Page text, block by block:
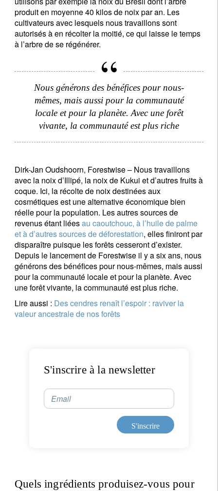
produit en moyenne 40 kilos de noix par an. Les
cultivateurs avec lesquels nous travaillons sont
autorisés à en récolter la moitié, ce qui laisse le temps
à l’arbre de se régénérer.
Nous générons des bénéfices pour nous-
mêmes, mais aussi pour la communauté
locale et pour la planète. Avec une forêt
vivante, la communauté est plus riche
Dirk-Jan Oudshoorn, Forestwise – Nous travaillons
avec la noix d’Illipé, la noix de Kukui et d’autres fruits à
coque. Ici, la récolte de noix destinées aux
cosmétiques est une alternative économique bien
réelle pour la population. Les autres sources de
revenus étant liéesau caoutchouc, à l’huile de palme
et à d’autres sources de déforestation, elles finiront par
disparaître puisque les forêts cesseront d’exister.
Depuis le lancement de Forestwise il y a six ans, nous
générons des bénéfices pour nous-mêmes, mais aussi
pour la communauté locale et pour la planète. Avec
une forêt vivante, la communauté est plus riche.
Lire aussi : Des cendres renaît l’espoir : raviver la
valeur ancestrale de nos forêts
S'inscrire à la newsletter
Email
S'inscrire
Quels ingrédients produisez-vous pour